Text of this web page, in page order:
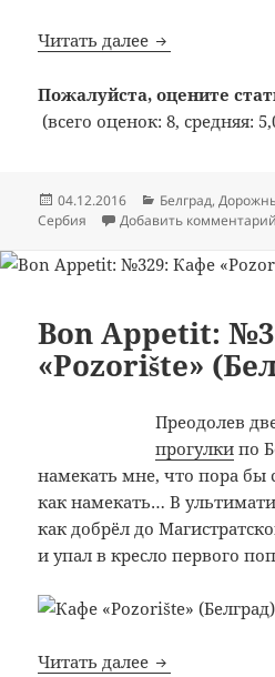
Читать далее Белград.
Пожалуйста, оцените
(всего оценок: 8, средняя:
Опубликовано
04.12.2016 Рубрики
Белград,
Сербия
Добавить комментарий
Bon Appetit:
«Pozorište»
Преодолев
прогулки по
намекать мне, что пора бы
как намекать… В
как добрёл до
и упал в кресло первого
Читать далее Bon Appetit: